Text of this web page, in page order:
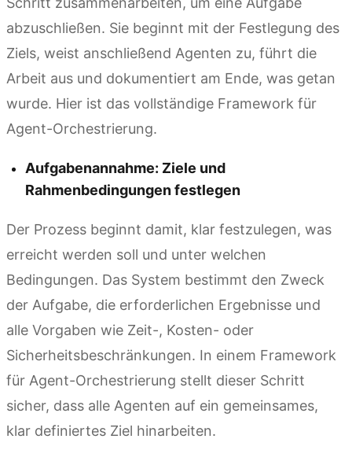
abzuschließen. Sie beginnt mit der Festlegung des
Ziels, weist anschließend Agenten zu, führt die
Arbeit aus und dokumentiert am Ende, was getan
wurde. Hier ist das vollständige Framework für
Agent-Orchestrierung.
Aufgabenannahme: Ziele und
Rahmenbedingungen festlegen
Der Prozess beginnt damit, klar festzulegen, was
erreicht werden soll und unter welchen
Bedingungen. Das System bestimmt den Zweck
der Aufgabe, die erforderlichen Ergebnisse und
alle Vorgaben wie Zeit-, Kosten- oder
Sicherheitsbeschränkungen. In einem Framework
für Agent-Orchestrierung stellt dieser Schritt
sicher, dass alle Agenten auf ein gemeinsames,
klar definiertes Ziel hinarbeiten.